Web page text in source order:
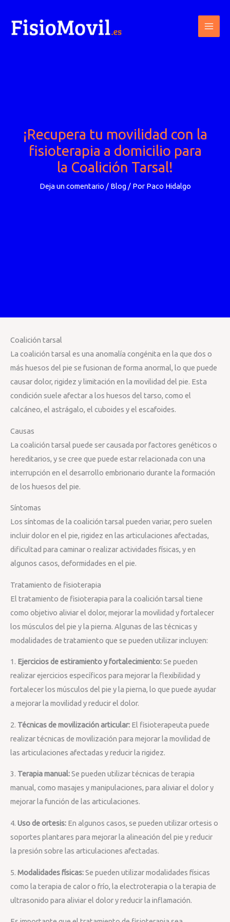
contenido
¡Recupera tu movilidad con la
fisioterapia a domicilio para
la Coalición Tarsal!
Deja un comentario / Blog/ Por Paco Hidalgo
Coalición tarsal
La coalición tarsal es una anomalía congénita en la que dos o
más huesos del pie se fusionan de forma anormal, lo que puede
causar dolor, rigidez y limitación en la movilidad del pie. Esta
condición suele afectar a los huesos del tarso, como el
calcáneo, el astrágalo, el cuboides y el escafoides.
Causas
La coalición tarsal puede ser causada por factores genéticos o
hereditarios, y se cree que puede estar relacionada con una
interrupción en el desarrollo embrionario durante la formación
de los huesos del pie.
Síntomas
Los síntomas de la coalición tarsal pueden variar, pero suelen
incluir dolor en el pie, rigidez en las articulaciones afectadas,
dificultad para caminar o realizar actividades físicas, y en
algunos casos, deformidades en el pie.
Tratamiento de fisioterapia
El tratamiento de fisioterapia para la coalición tarsal tiene
como objetivo aliviar el dolor, mejorar la movilidad y fortalecer
los músculos del pie y la pierna. Algunas de las técnicas y
modalidades de tratamiento que se pueden utilizar incluyen:
1. Ejercicios de estiramiento y fortalecimiento:Se pueden
realizar ejercicios específicos para mejorar la flexibilidad y
fortalecer los músculos del pie y la pierna, lo que puede ayudar
a mejorar la movilidad y reducir el dolor.
2. Técnicas de movilización articular: El fisioterapeuta puede
realizar técnicas de movilización para mejorar la movilidad de
las articulaciones afectadas y reducir la rigidez.
3. Terapia manual:Se pueden utilizar técnicas de terapia
manual, como masajes y manipulaciones, para aliviar el dolor y
mejorar la función de las articulaciones.
4. Uso de ortesis: En algunos casos, se pueden utilizar ortesis o
soportes plantares para mejorar la alineación del pie y reducir
la presión sobre las articulaciones afectadas.
5. Modalidades físicas:Se pueden utilizar modalidades físicas
como la terapia de calor o frío, la electroterapia o la terapia de
ultrasonido para aliviar el dolor y reducir la inflamación.